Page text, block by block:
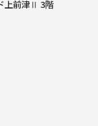
上前津Ⅱ 3階